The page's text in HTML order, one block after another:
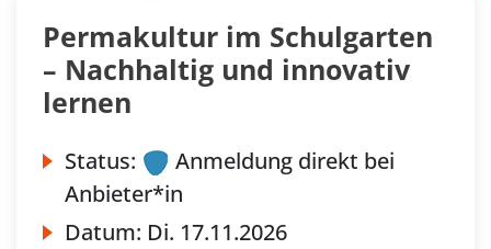
Permakultur im Schulgarten
– Nachhaltig und innovativ
lernen
Status:
Anmeldung direkt bei
Anbieter*in
Datum: Di. 17.11.2026